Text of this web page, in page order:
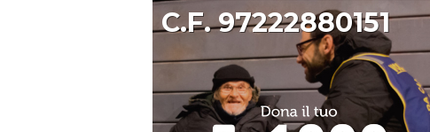
C.F. 97222880151